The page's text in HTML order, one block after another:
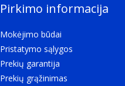
Pirkimo informacija
Mokėjimo būdai
Pristatymo sąlygos
Prekių garantija
Prekių grąžinimas